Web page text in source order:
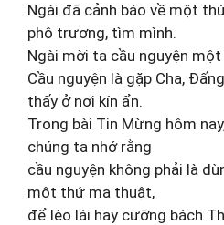
Ngài đã cảnh báo về một
phô trương, tìm mình.
Ngài mời ta cầu nguyện
Cầu nguyện là gặp Cha,
thấy ở nơi kín ẩn.
Trong bài Tin Mừng hôm
chúng ta nhớ rằng
cầu nguyện không phải là
một thứ ma thuật,
để lèo lái hay cưỡng bách